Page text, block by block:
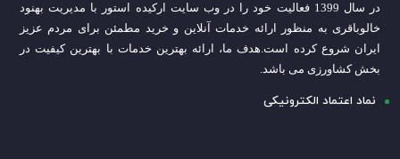
در سال 1399 فعالیت خود را در وب سایت ارکیده استور با مدیریت بهنود
خالوباقری به منظور ارائه خدمات آنلاین و خرید مطمئن برای مردم عزیز
ایران شروع کرده است.هدف ما، ارائه بهترین خدمات با بهترین کیفیت در
بخش کشاورزی می باشد.
نماد اعتماد الکترونیکی